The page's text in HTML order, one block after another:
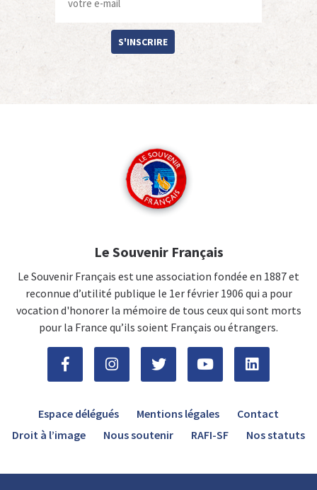
S'INSCRIRE
Le Souvenir Français
Le Souvenir Français est une association fondée en 1887 et
reconnue d’utilité publique le 1er février 1906 qui a pour
vocation d'honorer la mémoire de tous ceux qui sont morts
pour la France qu’ils soient Français ou étrangers.
Espace délégués Mentions légales
Contact
Droit à l’image
Nous soutenir RAFI-SF Nos statuts